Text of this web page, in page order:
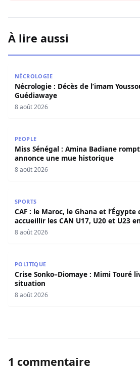
À lire aussi
NÉCROLOGIE
Nécrologie : Décès de l’imam
Guédiawaye
8 août 2026
PEOPLE
Miss Sénégal : Amina Badiane
annonce une mue historique
8 août 2026
SPORTS
CAF : le Maroc, le Ghana et
accueillir les CAN U17, U20 et U23
8 août 2026
POLITIQUE
Crise Sonko–Diomaye : Mimi Touré
situation
8 août 2026
1 commentaire